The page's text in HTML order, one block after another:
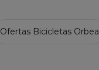
Ofertas Bicicletas Orbea